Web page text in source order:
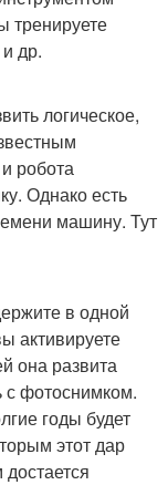
тренируете
др.
логическое,
робота
Однако есть
машину. Тут
в одной
активируете
она развита
с фотоснимком.
годы будет
этот дар